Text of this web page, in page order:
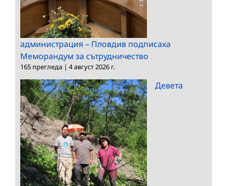
администрация – Пловдив подписаха
Меморандум за сътрудничество
165 прегледа | 4 август 2026 г.
Девета